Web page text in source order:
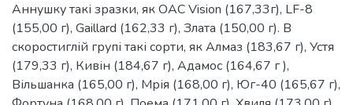
Аннушку такі зразки, як ОАС Vision (167,33г), LF-8
(155,00 г), Gaillard (162,33 г), Злата (150,00 г). В
скоростиглій групі такі сорти, як Алмаз (183,67 г), Устя
(179,33 г), Кивін (184,67 г), Адамос (164,67 г ),
Вільшанка (165,00 г), Мрія (168,00 г), Юг-40 (165,67 г),